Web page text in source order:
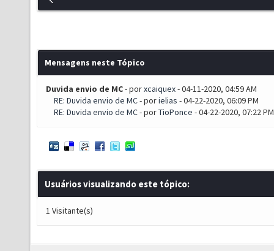
Mensagens neste Tópico
Duvida envio de MC- porxcaiquex- 04-11-2020, 04:59 AM
RE: Duvida envio de MC- porielias - 04-22-2020, 06:09 PM
RE: Duvida envio de MC- porTioPonce - 04-22-2020, 07:22 PM
Usuários visualizando este tópico:
1 Visitante(s)